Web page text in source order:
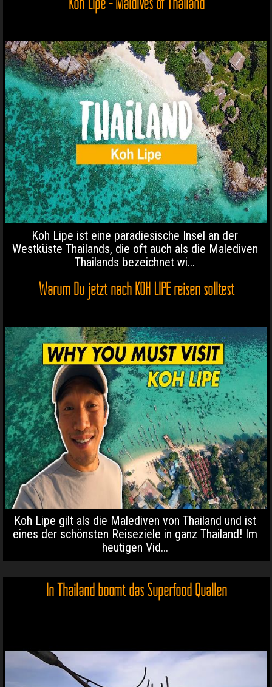
Koh Lipe ist eine paradiesische Insel an der
Westküste Thailands, die oft auch als die Malediven
Thailands bezeichnet wi...
Warum Du jetzt nach KOH LIPE reisen solltest
Koh Lipe gilt als die Malediven von Thailand und ist
eines der schönsten Reiseziele in ganz Thailand! Im
heutigen Vid...
In Thailand boomt das Superfood Quallen